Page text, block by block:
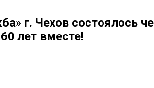
г. Чехов состоялось
лет вместе!